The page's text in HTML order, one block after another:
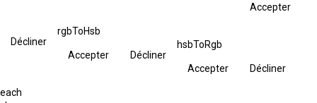
Accepter
Décliner
rgbToHsb
Accepter Décliner
hsbToRgb
Accepter Décliner
each